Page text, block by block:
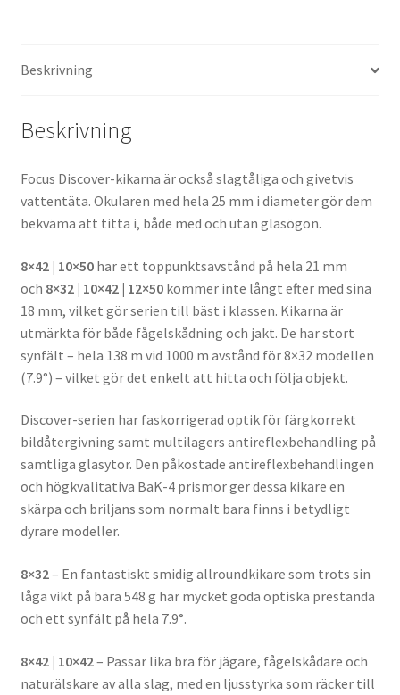
Beskrivning
Beskrivning
Focus Discover-kikarna är också slagtåliga och givetvis
vattentäta. Okularen med hela 25 mm i diameter gör dem
bekväma att titta i, både med och utan glasögon.
8×42 | 10×50har ett toppunktsavstånd på hela 21 mm
och 8×32 | 10×42 | 12×50kommer inte långt efter med sina
18 mm, vilket gör serien till bäst i klassen. Kikarna är
utmärkta för både fågelskådning och jakt. De har stort
synfält – hela 138 m vid 1000 m avstånd för 8×32 modellen
(7.9°) – vilket gör det enkelt att hitta och följa objekt.
Discover-serien har faskorrigerad optik för färgkorrekt
bildåtergivning samt multilagers antireflexbehandling på
samtliga glasytor. Den påkostade antireflexbehandlingen
och högkvalitativa BaK-4 prismor ger dessa kikare en
skärpa och briljans som normalt bara finns i betydligt
dyrare modeller.
8×32– En fantastiskt smidig allroundkikare som trots sin
låga vikt på bara 548 g har mycket goda optiska prestanda
och ett synfält på hela 7.9°.
8×42 | 10×42– Passar lika bra för jägare, fågelskådare och
naturälskare av alla slag, med en ljusstyrka som räcker till